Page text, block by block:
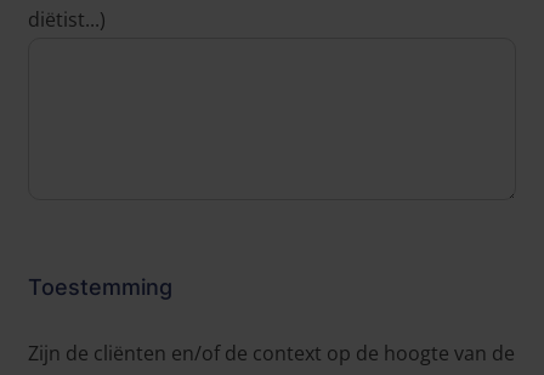
diëtist...)
Toestemming
Zijn de cliënten en/of de context op de hoogte van de